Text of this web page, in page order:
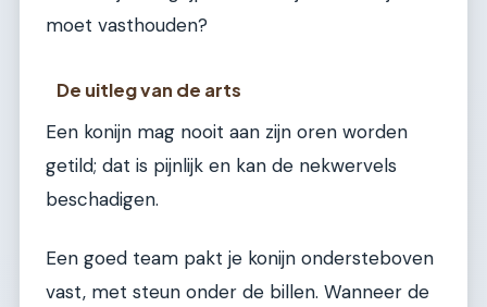
moet vasthouden?
De uitleg van de arts
Een konijn mag nooit aan zijn oren worden
getild; dat is pijnlijk en kan de nekwervels
beschadigen.
Een goed team pakt je konijn ondersteboven
vast, met steun onder de billen. Wanneer de